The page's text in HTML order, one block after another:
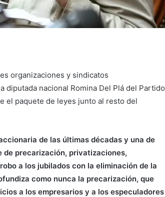
organizaciones y sindicatos
diputada nacional Romina Del Plá del Partido
el paquete de leyes junto al resto del
de las últimas décadas y una de
de precarización, privatizaciones,
a los jubilados con la eliminación de la
como nunca la precarización, que
a los empresarios y a los especuladores